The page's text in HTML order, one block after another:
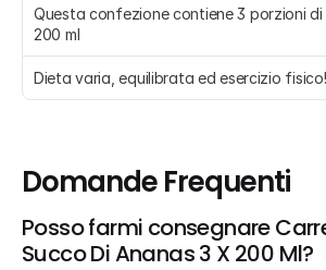
Questa confezione contiene 3 porzioni di
200 ml
Dieta varia, equilibrata ed esercizio fisico!
Domande Frequenti
Posso farmi consegnare
Succo Di Ananas 3 X 200 Ml?